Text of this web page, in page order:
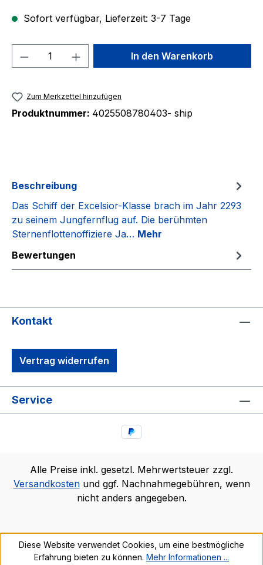
Sofort verfügbar, Lieferzeit: 3-7 Tage
Produkt Anzahl: Gib denIn den Warenkorb
Zum Merkzettel hinzufügen
Produktnummer: 4025508780403- ship
Beschreibung
Das Schiff der Excelsior-Klasse brach im Jahr 2293
zu seinem Jungfernflug auf. Die berühmten
Sternenflottenoffiziere Ja… Mehr
Bewertungen
Kontakt
Vertrag widerrufen
Service
Alle Preise inkl. gesetzl. Mehrwertsteuer zzgl.
Versandkostenund ggf. Nachnahmegebühren, wenn
nicht anders angegeben.
Diese Website verwendet Cookies, um eine bestmögliche
Erfahrung bieten zu können. Mehr Informationen ...